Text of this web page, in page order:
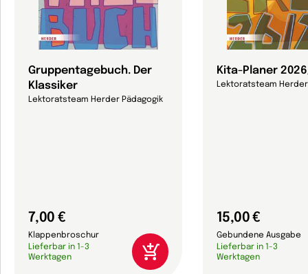
Gruppentagebuch. Der
Klassiker
Lektoratsteam Herder Pädagogik
7,00 €
Klappenbroschur
Lieferbar in 1-3
Werktagen
Kita-Planer
Lektoratsteam Herder
15,00 €
Gebundene Ausgabe
Lieferbar in 1-3
Werktagen